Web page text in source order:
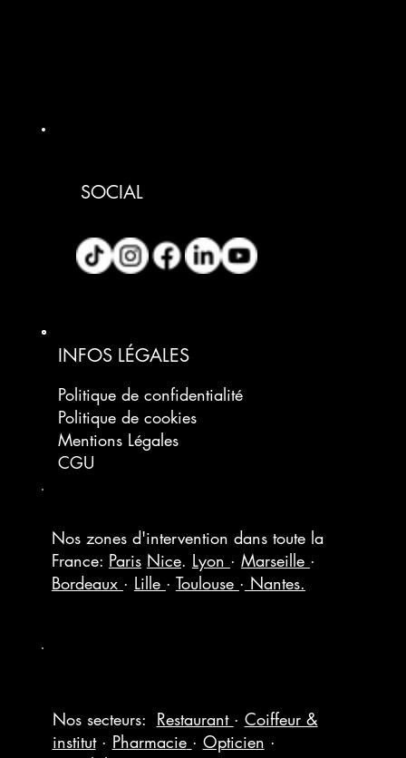
Nos zones d'intervention dans toute la
France: Paris Nice. Lyon · Marseille ·
Bordeaux · Lille · Toulouse · Nantes.
Nos secteurs: Restaurant · Coiffeur &
institut · Pharmacie · Opticien ·
SOCIAL
INFOS LÉGALES
Politique de confidentialité
Politique de cookies
Mentions Légales
CGU